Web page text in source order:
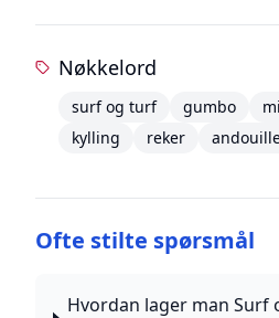
Nøkkelord
surf og turf gumbo
kylling
reker
Ofte stilte spørsmål
Hvordan lager man Surf